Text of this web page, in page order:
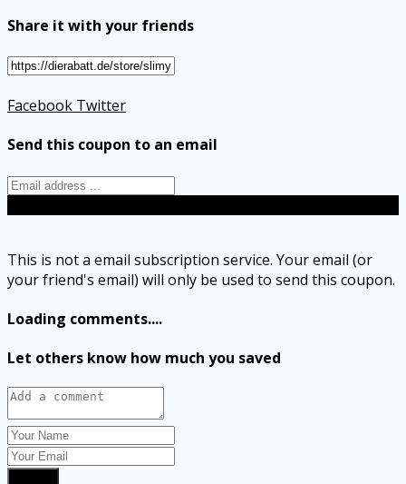
Share it with your friends
Facebook Twitter
Send this coupon to an email
This is not a email subscription service. Your email (or
your friend's email) will only be used to send this coupon.
Loading comments....
Let others know how much you saved